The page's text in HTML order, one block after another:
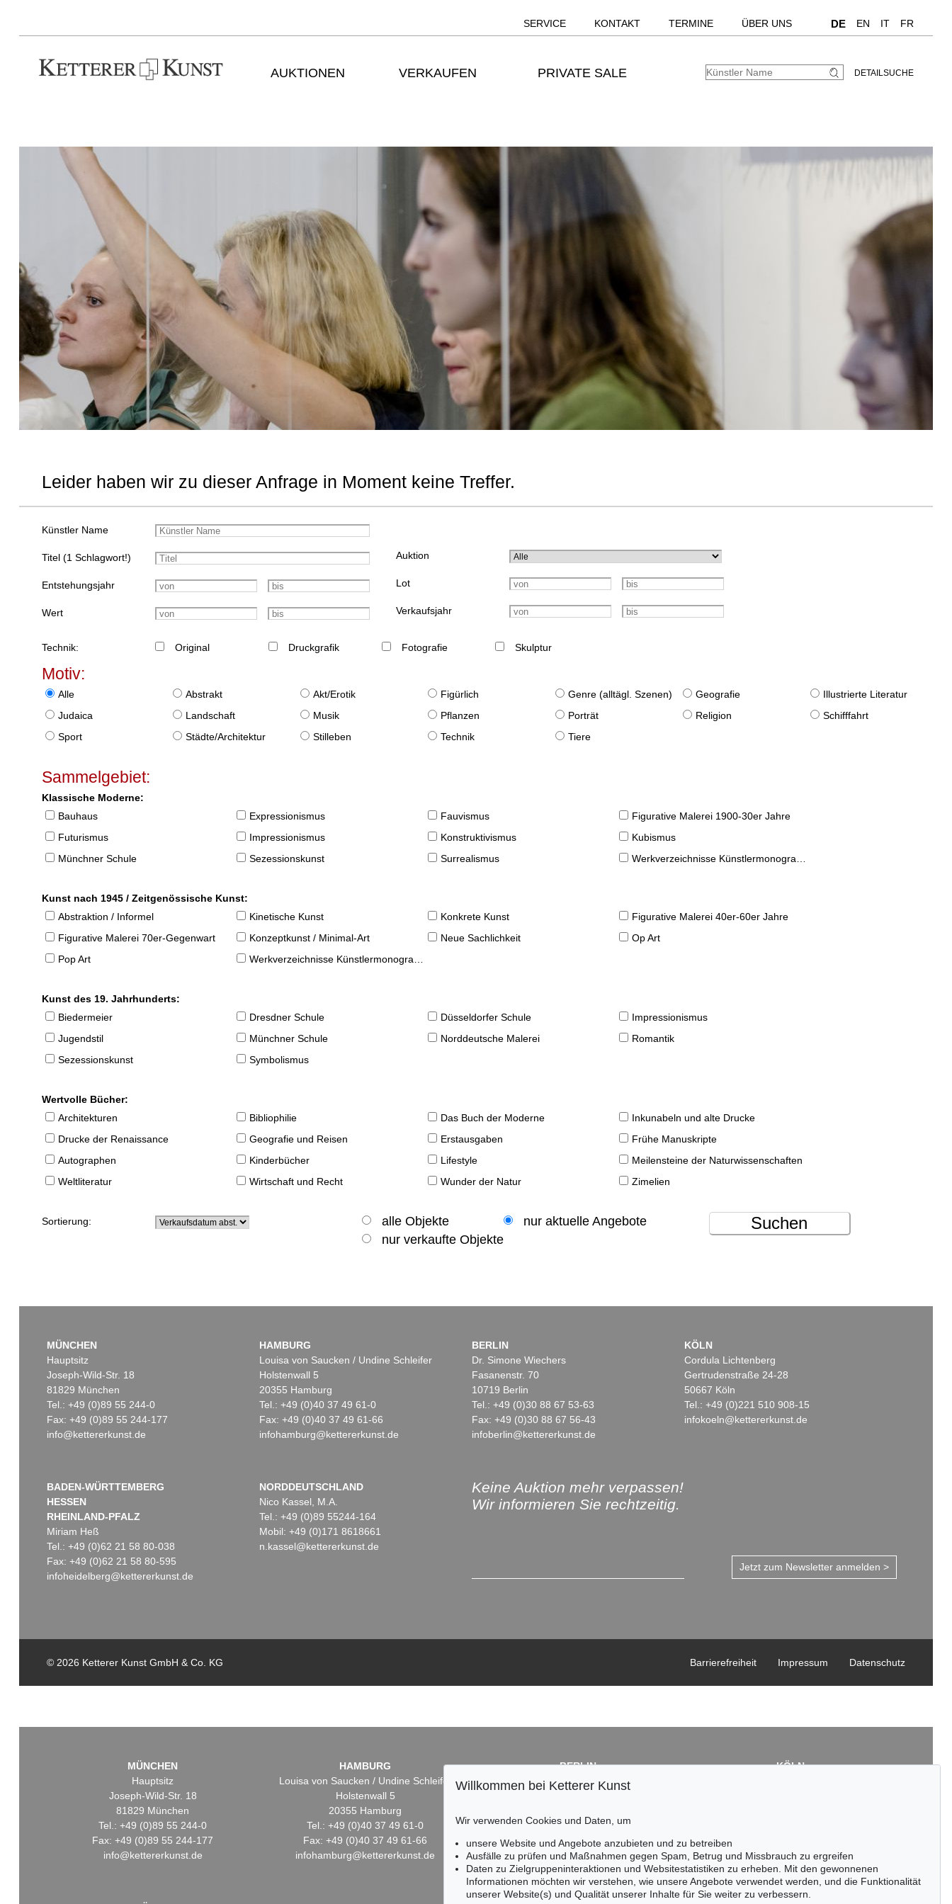
SERVICE KONTAKT TERMINE ÜBER UNS DE EN IT FR
AUKTIONEN VERKAUFEN PRIVATE SALE DETAILSUCHE
Leider haben wir zu dieser Anfrage in Moment keine Treffer.
Künstler Name
Titel (1 Schlagwort!)
Entstehungsjahr
Wert
Auktion
Lot
Verkaufsjahr
Technik: Original Druckgrafik Fotografie Skulptur
Motiv:
Alle Abstrakt Akt/Erotik Figürlich Genre (alltägl. Szenen) Geografie
Illustrierte Literatur
Judaica
Landschaft Musik Pflanzen Porträt Religion
Schifffahrt
Sport
Städte/Architektur Stilleben Technik Tiere
Sammelgebiet:
Klassische Moderne:
Bauhaus
Expressionismus Fauvismus
Figurative Malerei 1900-30er Jahre
Futurismus
Impressionismus Konstruktivismus
Kubismus
Münchner Schule
Sezessionskunst Surrealismus Werkverzeichnisse Künstlermonographien
Kunst nach 1945 / Zeitgenössische Kunst:
Abstraktion / Informel
Kinetische Kunst Konkrete Kunst
Figurative Malerei 40er-60er Jahre
Figurative Malerei 70er-Gegenwart
Konzeptkunst / Minimal-Art Neue Sachlichkeit
Op Art
Pop Art
Werkverzeichnisse Künstlermonographien
Kunst des 19. Jahrhunderts:
Biedermeier
Dresdner Schule Düsseldorfer Schule
Impressionismus
Jugendstil
Münchner Schule Norddeutsche Malerei
Romantik
Sezessionskunst
Symbolismus
Wertvolle Bücher:
Architekturen
Bibliophilie Das Buch der Moderne
Inkunabeln und alte Drucke
Drucke der Renaissance
Geografie und Reisen Erstausgaben
Frühe Manuskripte
Autographen
Kinderbücher Lifestyle
Meilensteine der Naturwissenschaften
Weltliteratur
Wirtschaft und Recht Wunder der Natur Zimelien
Sortierung: alle Objekte
nur aktuelle Angebote
nur verkaufte Objekte
Suchen
MÜNCHEN
Hauptsitz
Joseph-Wild-Str. 18
81829 München
Tel.: +49 (0)89 55 244-0
Fax: +49 (0)89 55 244-177
info@kettererkunst.de
HAMBURG
Louisa von Saucken / Undine Schleifer
Holstenwall 5
20355 Hamburg
Tel.: +49 (0)40 37 49 61-0
Fax: +49 (0)40 37 49 61-66
infohamburg@kettererkunst.de
BERLIN
Dr. Simone Wiechers
Fasanenstr. 70
10719 Berlin
Tel.: +49 (0)30 88 67 53-63
Fax: +49 (0)30 88 67 56-43
infoberlin@kettererkunst.de
KÖLN
Cordula Lichtenberg
Gertrudenstraße 24-28
50667 Köln
Tel.: +49 (0)221 510 908-15
infokoeln@kettererkunst.de
BADEN-WÜRTTEMBERG
HESSEN
RHEINLAND-PFALZ
Miriam Heß
Tel.: +49 (0)62 21 58 80-038
Fax: +49 (0)62 21 58 80-595
infoheidelberg@kettererkunst.de
NORDDEUTSCHLAND
Nico Kassel, M.A.
Tel.: +49 (0)89 55244-164
Mobil: +49 (0)171 8618661
n.kassel@kettererkunst.de
Keine Auktion mehr verpassen!
Wir informieren Sie rechtzeitig.
Jetzt zum Newsletter anmelden >
© 2026 Ketterer Kunst GmbH & Co. KG Datenschutz
Impressum
Barrierefreiheit
MÜNCHEN
Hauptsitz
Joseph-Wild-Str. 18
81829 München
Tel.: +49 (0)89 55 244-0
Fax: +49 (0)89 55 244-177
info@kettererkunst.de
HAMBURG
Louisa von Saucken / Undine Schleifer
Holstenwall 5
20355 Hamburg
Tel.: +49 (0)40 37 49 61-0
Fax: +49 (0)40 37 49 61-66
infohamburg@kettererkunst.de
BERLIN
Dr. Simone Wiechers
Tel.: +49 (0)30 88 67 53-63
Fax: +49 (0)30 88 67 56-43
infoberlin@kettererkunst.de
KÖLN
infokoeln@kettererkunst.de
Willkommen bei Ketterer Kunst
Wir verwenden Cookies und Daten, um
unsere Website und Angebote anzubieten und zu betreiben
Ausfälle zu prüfen und Maßnahmen gegen Spam, Betrug und Missbrauch zu ergreifen
Daten zu Zielgruppeninteraktionen und Websitestatistiken zu erheben. Mit den gewonnenen
Informationen möchten wir verstehen, wie unsere Angebote verwendet werden, und die Funktionalität
unserer Website(s) und Qualität unserer Inhalte für Sie weiter zu verbessern.